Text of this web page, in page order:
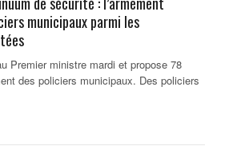
municipaux parmi les
Premier ministre mardi et propose 78
des policiers municipaux. Des policiers